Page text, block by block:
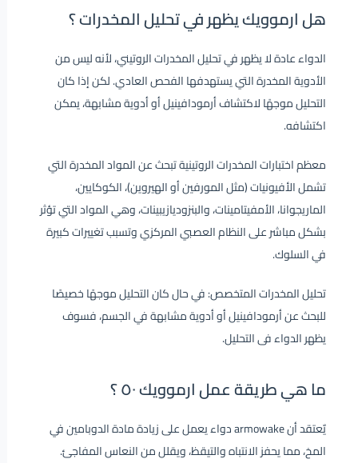
هل ارموويك يظهر في تحليل المخدرات ؟
الدواء عادة لا يظهر في تحليل المخدرات الروتيني، لأنه ليس من
الأدوية المخدرة التي يستهدفها الفحص العادي. لكن إذا كان
التحليل موجهًا لاكتشاف أرمودافينيل أو أدوية مشابهة، يمكن
اكتشافه.
معظم اختبارات المخدرات الروتينية تبحث عن المواد المخدرة التي
تشمل الأفيونيات (مثل المورفين أو الهيروين)، الكوكايين،
الماريجوانا، الأمفيتامينات، والبنزوديازيبينات، وهي المواد التي تؤثر
بشكل مباشر على النظام العصبي المركزي وتسبب تغييرات كبيرة
في السلوك.
تحليل المخدرات المتخصص: في حال كان التحليل موجهًا خصيصًا
للبحث عن أرمودافينيل أو أدوية مشابهة في الجسم، فسوف
يظهر الدواء فى التحليل.
ما هي طريقة عمل ارموويك ٥٠ ؟
يٌعتقد أن armowake دواء يعمل على زيادة مادة الدوبامين في
المخ، مما يحفز الانتباه والتيقظ، ويقلل من النعاس المفاجئ.